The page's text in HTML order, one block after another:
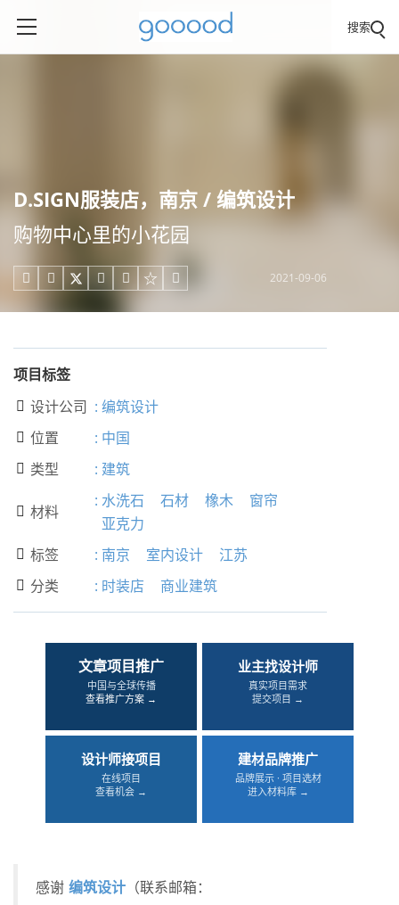
搜索
D.SIGN服装店，南京 / 编筑设计
购物中心里的小花园
     2021-09-06
项目标签
 设计公司 : 编筑设计
 位置 : 中国
 类型 : 建筑
 材料
: 水洗石 石材 橡木
窗帘
亚克力
 标签 : 南京 室内设计 江苏
 分类 : 时装店 商业建筑
文章项目推广
中国与全球传播
查看推广方案 →
业主找设计师
真实项目需求
提交项目 →
设计师接项目
在线项目
查看机会 →
建材品牌推广
品牌展示 · 项目选材
进入材料库 →
感谢 编筑设计 （联系邮箱：